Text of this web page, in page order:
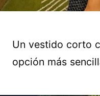
Un vestido corto
opción más